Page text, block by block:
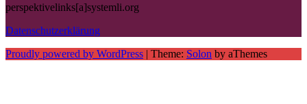
perspektivelinks[a]systemli.org
Datenschutzerklärung
Proudly powered by WordPress | Theme: Solon by aThemes